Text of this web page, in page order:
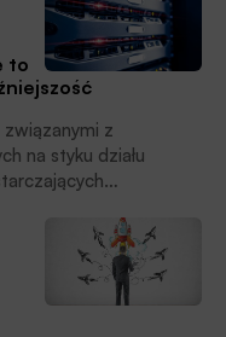
to
z
na styku działu
tkwi problem oraz
przechowywania
Object